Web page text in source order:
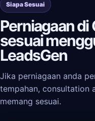
Siapa Sesuai
Perniagaan
sesuai
LeadsGen
Jika perniagaan anda
tempahan, consultation
memang sesuai.